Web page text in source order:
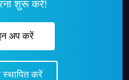
शुरू करें!
अप करें
करें